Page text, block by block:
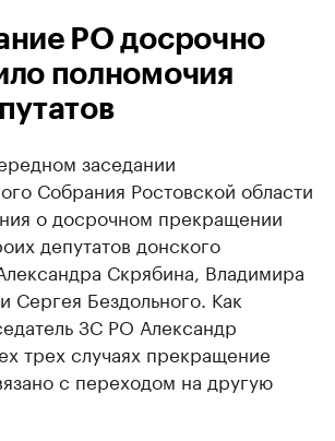
РО досрочно
полномочия
заседании
Собрания Ростовской области
о досрочном прекращении
депутатов донского
Скрябина, Владимира
Сергея Бездольного. Как
ЗС РО Александр
трех случаях прекращение
с переходом на другую